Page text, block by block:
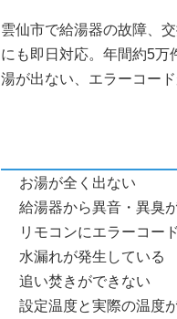
雲仙市で給湯器の故障、
にも即日対応。年間約5万
湯が出ない、エラーコー
お湯が全く出ない
給湯器から異音・異臭
リモコンにエラーコー
水漏れが発生している
追い焚きができない
設定温度と実際の温度